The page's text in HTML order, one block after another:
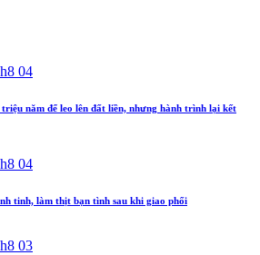
04
năm để leo lên đất liền, nhưng hành trình lại kết
04
tinh, làm thịt bạn tình sau khi giao phối
03